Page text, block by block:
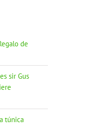
de
sir Gus
túnica